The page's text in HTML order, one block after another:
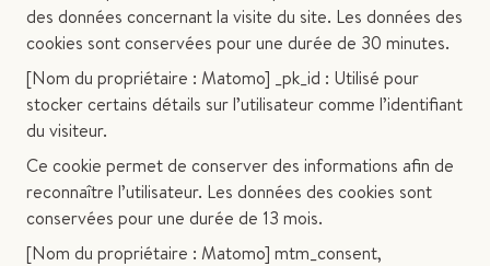
des données concernant la visite du site. Les données des
cookies sont conservées pour une durée de 30 minutes.
[Nom du propriétaire : Matomo] _pk_id : Utilisé pour
stocker certains détails sur l’utilisateur comme l’identifiant
du visiteur.
Ce cookie permet de conserver des informations afin de
reconnaître l’utilisateur. Les données des cookies sont
conservées pour une durée de 13 mois.
[Nom du propriétaire : Matomo] mtm_consent,